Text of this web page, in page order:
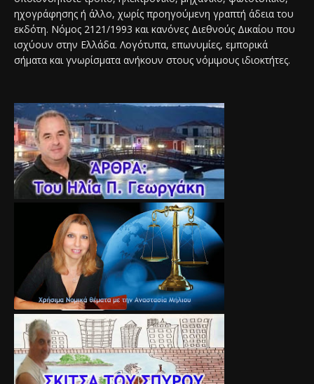
ηχογράφησης ή άλλο, χωρίς προηγούμενη γραπτή άδεια του
εκδότη. Νόμος 2121/1993 και κανόνες Διεθνούς Δικαίου που
ισχύουν στην Ελλάδα. Λογότυπα, επωνυμίες, εμπορικά
σήματα και γνωρίσματα ανήκουν στους νόμιμους ιδιοκτήτες.